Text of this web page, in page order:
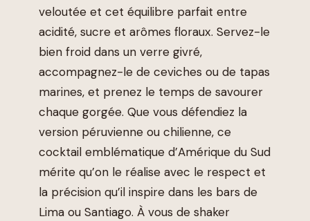
veloutée et cet équilibre parfait entre
acidité, sucre et arômes floraux. Servez-le
bien froid dans un verre givré,
accompagnez-le de ceviches ou de tapas
marines, et prenez le temps de savourer
chaque gorgée. Que vous défendiez la
version péruvienne ou chilienne, ce
cocktail emblématique d’Amérique du Sud
mérite qu’on le réalise avec le respect et
la précision qu’il inspire dans les bars de
Lima ou Santiago. À vous de shaker